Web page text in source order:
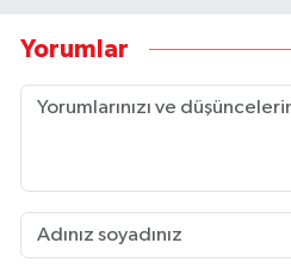
Yorumlar